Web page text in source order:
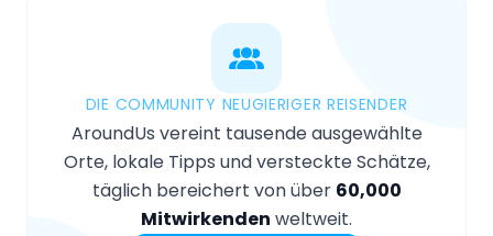
DIE COMMUNITY NEUGIERIGER REISENDER
AroundUs vereint tausende ausgewählte
Orte, lokale Tipps und versteckte Schätze,
täglich bereichert von über 60,000
Mitwirkenden weltweit.